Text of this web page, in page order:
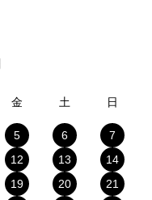
金 土 日
5 6
7
12 13
14
19 20
21